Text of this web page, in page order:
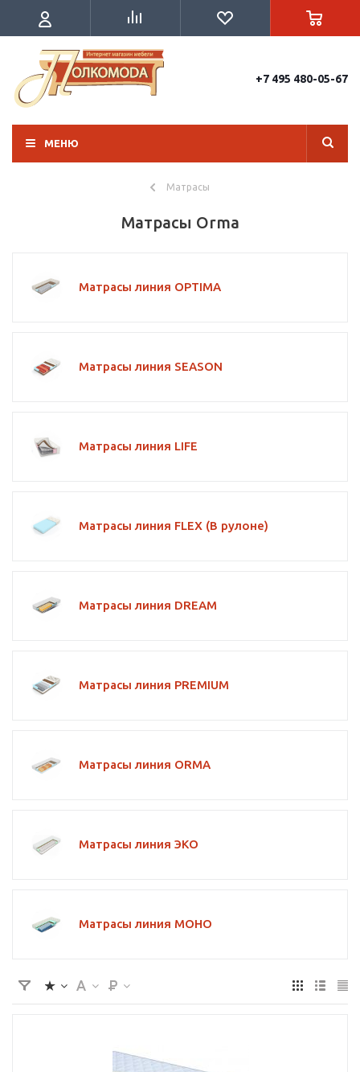
+7 495 480-05-67
МЕНЮ
Матрасы
Матрасы Orma
Матрасы линия OPTIMA
Матрасы линия SEASON
Матрасы линия LIFE
Матрасы линия FLEX (В рулоне)
Матрасы линия DREAM
Матрасы линия PREMIUM
Матрасы линия ORMA
Матрасы линия ЭКО
Матрасы линия МОНО